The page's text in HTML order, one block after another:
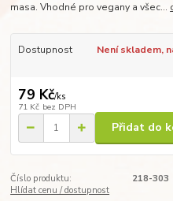
masa. Vhodné pro vegany a všec...
Dostupnost Není skladem,
79 Kč/ks
71 Kč bez DPH
Přidat do
Číslo produktu:
218-303
Hlídat cenu / dostupnost